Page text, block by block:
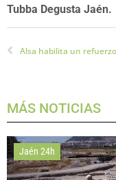
Tubba Degusta Jaén.
MÁS NOTICIAS
Jaén 24h